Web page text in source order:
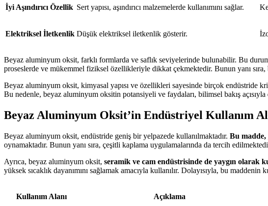
İyi Aşındırıcı Özellik Sert yapısı, aşındırıcı malzemelerde kullanımını sağlar.
Elektriksel İletkenlik Düşük elektriksel iletkenlik gösterir.
Beyaz aluminyum oksit, farklı formlarda ve saflık seviyelerinde bulunabilir. Bu
proseslerde ve mükemmel fiziksel özellikleriyle dikkat çekmektedir. Bunun yanı
Beyaz aluminyum oksit, kimyasal yapısı ve özellikleri sayesinde birçok endüstride
Bu nedenle, beyaz aluminyum oksitin potansiyeli ve faydaları, bilimsel bakış
Beyaz Aluminyum Oksit’in Endüstriyel Kullanım
Beyaz aluminyum oksit, endüstride geniş bir yelpazede kullanılmaktadır. Bu madde,
oynamaktadır. Bunun yanı sıra, çeşitli kaplama uygulamalarında da tercih
Ayrıca, beyaz aluminyum oksit, seramik ve cam endüstrisinde de yaygın olarak
yüksek sıcaklık dayanımını sağlamak amacıyla kullanılır. Dolayısıyla, bu
Kullanım Alanı Açıklama